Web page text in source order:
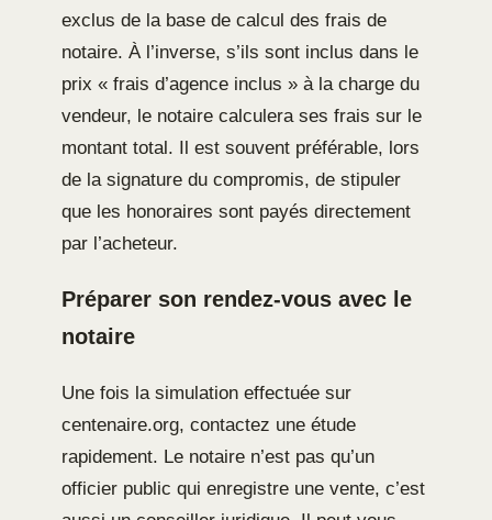
exclus de la base de calcul des frais de
notaire. À l’inverse, s’ils sont inclus dans le
prix « frais d’agence inclus » à la charge du
vendeur, le notaire calculera ses frais sur le
montant total. Il est souvent préférable, lors
de la signature du compromis, de stipuler
que les honoraires sont payés directement
par l’acheteur.
Préparer son rendez-vous avec le
notaire
Une fois la simulation effectuée sur
centenaire.org, contactez une étude
rapidement. Le notaire n’est pas qu’un
officier public qui enregistre une vente, c’est